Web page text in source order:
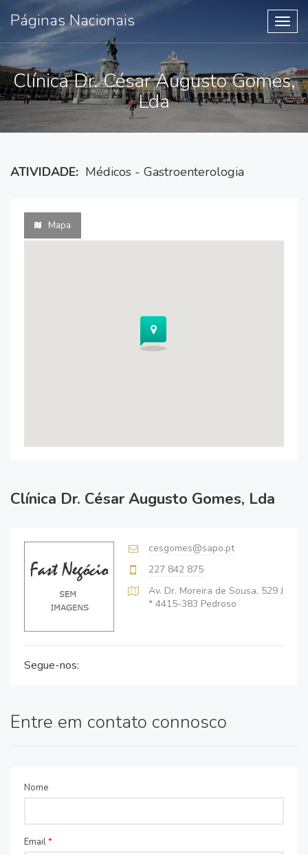
Páginas Nacionais
Clínica Dr. César Augusto Gomes,
Lda
ATIVIDADE: Médicos - Gastroenterologia
Mapa
Clínica Dr. César Augusto Gomes, Lda
cesgomes@sapo.pt
227 842 875
Av. Dr. Moreira de Sousa, 529 J
* 4415-383 Pedroso
Segue-nos:
Entre em contato connosco
Nome
Email*